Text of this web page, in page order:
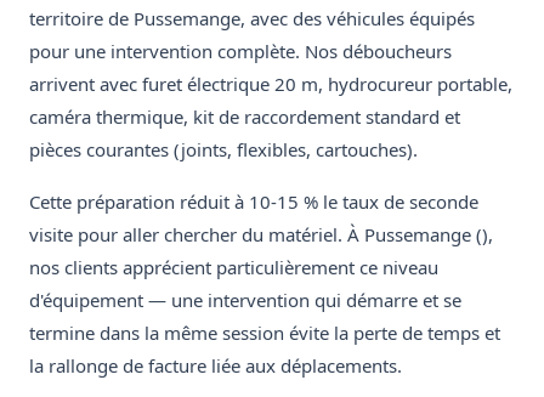
territoire de Pussemange, avec des véhicules équipés
pour une intervention complète. Nos déboucheurs
arrivent avec furet électrique 20 m, hydrocureur portable,
caméra thermique, kit de raccordement standard et
pièces courantes (joints, flexibles, cartouches).
Cette préparation réduit à 10-15 % le taux de seconde
visite pour aller chercher du matériel. À Pussemange (),
nos clients apprécient particulièrement ce niveau
d'équipement — une intervention qui démarre et se
termine dans la même session évite la perte de temps et
la rallonge de facture liée aux déplacements.